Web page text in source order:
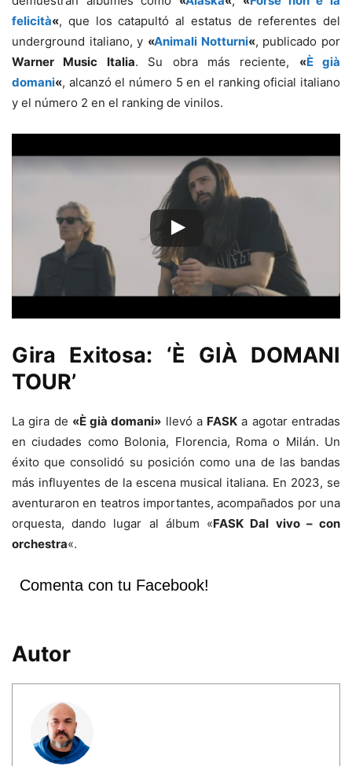
felicità«, que los catapultó al estatus de referentes del
underground italiano, y «Animali Notturni«, publicado por
Warner Music Italia. Su obra más reciente, «È già
domani«, alcanzó el número 5 en el ranking oficial italiano
y el número 2 en el ranking de vinilos.
Gira Exitosa: ‘È GIÀ DOMANI
TOUR’
La gira de «È già domani» llevó a FASK a agotar entradas
en ciudades como Bolonia, Florencia, Roma o Milán. Un
éxito que consolidó su posición como una de las bandas
más influyentes de la escena musical italiana. En 2023, se
aventuraron en teatros importantes, acompañados por una
orquesta, dando lugar al álbum «FASK Dal vivo – con
orchestra«.
Comenta con tu Facebook!
Autor